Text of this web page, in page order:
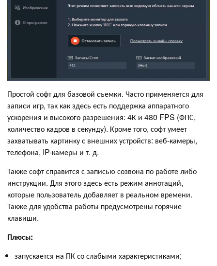
Простой софт для базовой съемки. Часто применяется для
записи игр, так как здесь есть поддержка аппаратного
ускорения и высокого разрешения: 4К и 480 FPS (ФПС,
количество кадров в секунду). Кроме того, софт умеет
захватывать картинку с внешних устройств: веб-камеры,
телефона, IP-камеры и т. д.
Также софт справится с записью созвона по работе либо
инструкции. Для этого здесь есть режим аннотаций,
которые пользователь добавляет в реальном времени.
Также для удобства работы предусмотрены горячие
клавиши.
Плюсы:
запускается на ПК со слабыми характеристиками;